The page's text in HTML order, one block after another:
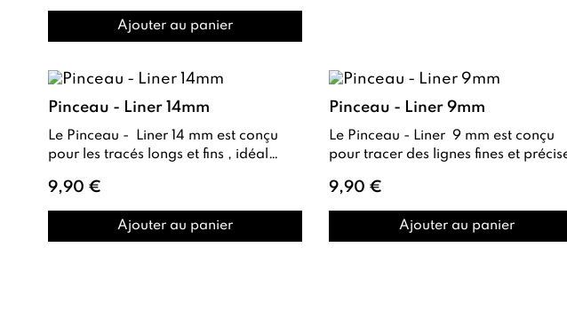
Ajouter au panier
Pinceau - Liner 14mm
Le Pinceau - Liner 14 mm est conçu
pour les tracés longs et fins , idéal
9,90 €
Ajouter au panier
Pinceau - Liner 9mm
Le Pinceau - Liner 9 mm est conçu
pour tracer des lignes fines et précises
9,90 €
Ajouter au panier